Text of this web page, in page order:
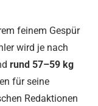
feinem Gespür
wird je nach
rund 57–59 kg
für seine
Redaktionen